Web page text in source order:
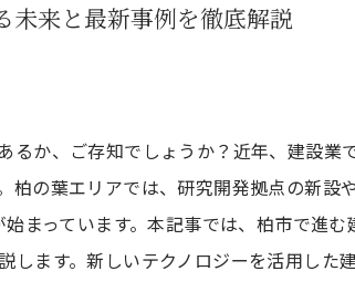
未来と最新事例を徹底解説
か、ご存知でしょうか？近年、建設
の葉エリアでは、研究開発拠点の新
まっています。本記事では、柏市で進
します。新しいテクノロジーを活用し